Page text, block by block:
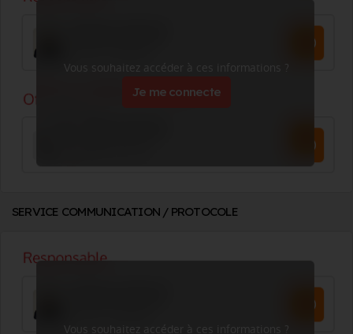
Vous souhaitez accéder à ces informations ?
Je me connecte
SERVICE COMMUNICATION / PROTOCOLE
Vous souhaitez accéder à ces informations ?